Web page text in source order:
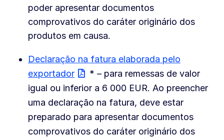
poder apresentar documentos
comprovativos do caráter originário dos
produtos em causa.
Declaração na fatura elaborada pelo
exportador
* – para remessas de valor
igual ou inferior a 6 000 EUR. Ao preencher
uma declaração na fatura, deve estar
preparado para apresentar documentos
comprovativos do caráter originário dos